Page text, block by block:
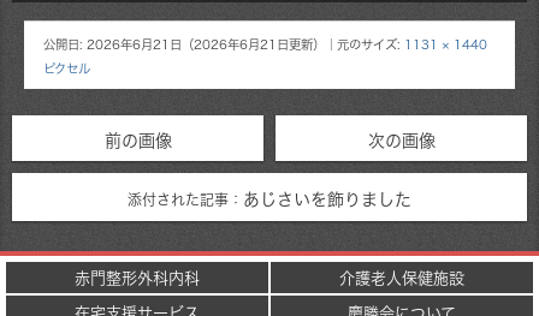
公開日: 2026年6月21日 （2026年6月21日更新） ｜元のサイズ: 1131 × 1440
ピクセル
前の画像 次の画像
添付された記事： あじさいを飾りました
赤門整形外科内科
介護老人保健施設
在宅支援サービス
慶勝会について